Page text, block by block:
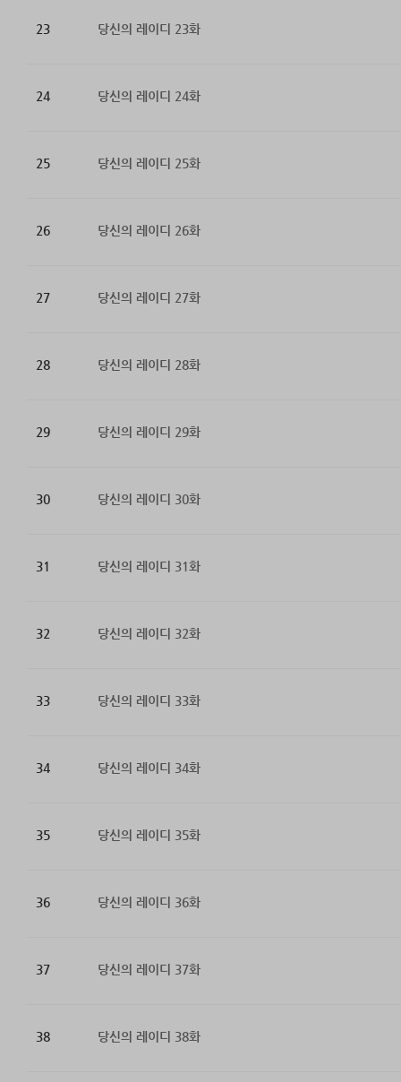
23 당신의 레이디 23화
24 당신의 레이디 24화
25 당신의 레이디 25화
26 당신의 레이디 26화
27 당신의 레이디 27화
28 당신의 레이디 28화
29 당신의 레이디 29화
30 당신의 레이디 30화
31 당신의 레이디 31화
32 당신의 레이디 32화
33 당신의 레이디 33화
34 당신의 레이디 34화
35 당신의 레이디 35화
36 당신의 레이디 36화
37 당신의 레이디 37화
38 당신의 레이디 38화